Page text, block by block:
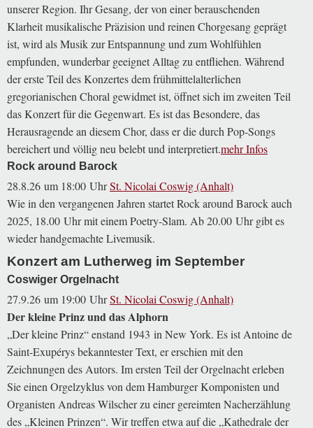
unserer Region. Ihr Gesang, der von einer berauschenden
Klarheit musikalische Präzision und reinen Chorgesang geprägt
ist, wird als Musik zur Entspannung und zum Wohlfühlen
empfunden, wunderbar geeignet Alltag zu entfliehen. Während
der erste Teil des Konzertes dem frühmittelalterlichen
gregorianischen Choral gewidmet ist, öffnet sich im zweiten Teil
das Konzert für die Gegenwart. Es ist das Besondere, das
Herausragende an diesem Chor, dass er die durch Pop-Songs
bereichert und völlig neu belebt und interpretiert.
Rock around Barock
28.8.26 um 18:00 UhrSt. Nicolai Coswig (Anhalt)
Wie in den vergangenen Jahren startet Rock around Barock auch
2025, 18.00 Uhr mit einem Poetry-Slam. Ab 20.00 Uhr gibt es
wieder handgemachte Livemusik.
Konzert am Lutherweg im September
Coswiger Orgelnacht
27.9.26 um 19:00 UhrSt. Nicolai Coswig (Anhalt)
Der kleine Prinz und das Alphorn
„Der kleine Prinz“ enstand 1943 in New York. Es ist Antoine de
Saint-Exupérys bekanntester Text, er erschien mit den
Zeichnungen des Autors. Im ersten Teil der Orgelnacht erleben
Sie einen Orgelzyklus von dem Hamburger Komponisten und
Organisten Andreas Wilscher zu einer gereimten Nacherzählung
des „Kleinen Prinzen“. Wir treffen etwa auf die „Kathedrale der